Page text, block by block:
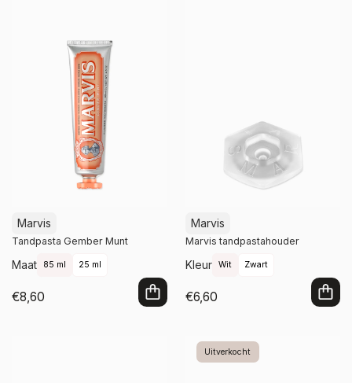
Marvis
Tandpasta Gember Munt
Maat 85 ml 25 ml
€8,60
Marvis
Marvis tandpastahouder
Kleur Wit Zwart
€6,60
Uitverkocht